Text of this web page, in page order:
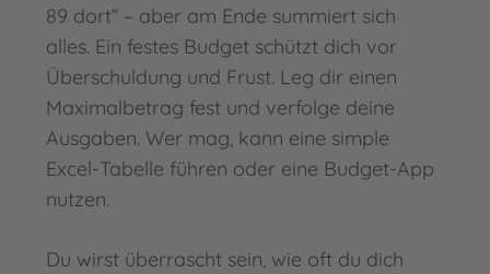
89 dort“ – aber am Ende summiert sich
alles. Ein festes Budget schützt dich vor
Überschuldung und Frust. Leg dir einen
Maximalbetrag fest und verfolge deine
Ausgaben. Wer mag, kann eine simple
Excel-Tabelle führen oder eine Budget-App
nutzen.
Du wirst überrascht sein, wie oft du dich